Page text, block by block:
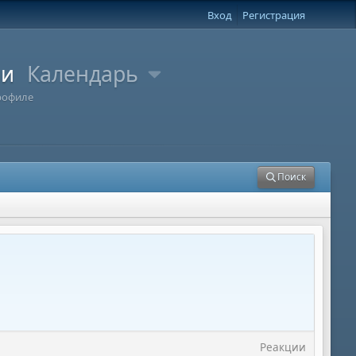
Вход Регистрация
Календарь
Поиск
Реакции